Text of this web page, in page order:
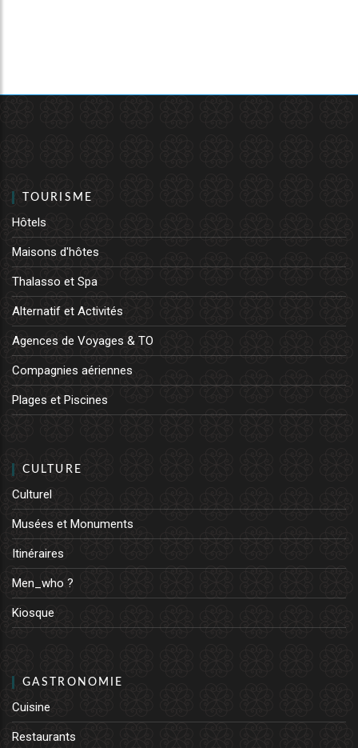
TOURISME
Hôtels
Maisons d'hôtes
Thalasso et Spa
Alternatif et Activités
Agences de Voyages & TO
Compagnies aériennes
Plages et Piscines
CULTURE
Culturel
Musées et Monuments
Itinéraires
Men_who ?
Kiosque
GASTRONOMIE
Cuisine
Restaurants